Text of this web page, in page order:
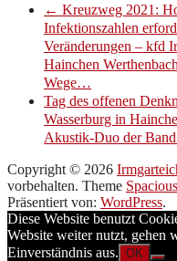
← Kreuzweg 2021:
Infektionszahlen
Veränderungen – kfd
Hainchen
Wege…
Tag des offenen
Wasserburg in
Akustik-Duo der
Copyright © 2026
vorbehalten. Theme Spacious
Präsentiert von: WordPress.
Diese Website benutzt
Website weiter nutzt, gehen
Einverständnis aus. OK